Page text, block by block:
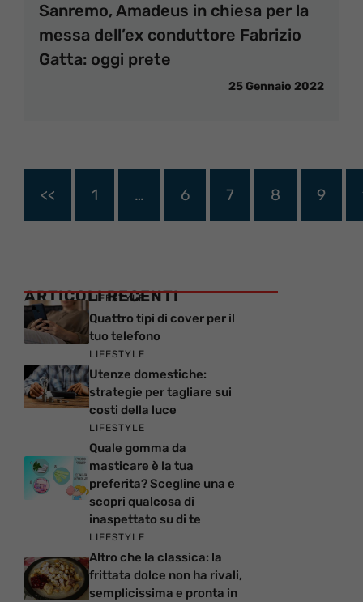
Sanremo, Amadeus in chiesa per la
messa dell’ex conduttore Fabrizio
Gatta: oggi prete
25 Gennaio 2022
<< 1 … 6 7 8 9
ARTICOLI RECENTI
LIFESTYLE
Quattro tipi di cover per il
tuo telefono
LIFESTYLE
Utenze domestiche:
strategie per tagliare sui
costi della luce
LIFESTYLE
Quale gomma da
masticare è la tua
preferita? Scegline una e
scopri qualcosa di
inaspettato su di te
LIFESTYLE
Altro che la classica: la
frittata dolce non ha rivali,
semplicissima e pronta in